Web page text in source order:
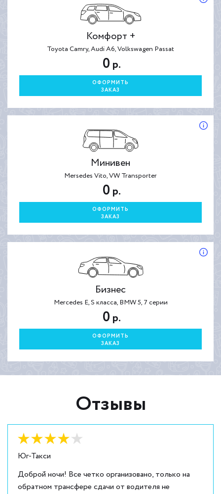
Комфорт +
Toyota Camry, Audi A6, Volkswagen Passat
0 р.
ОФОРМИТЬ
ЗАКАЗ
Минивен
Mersedes Vito, VW Transporter
0 р.
ОФОРМИТЬ
ЗАКАЗ
Бизнес
Mercedes E, S класса, BMW 5, 7 серии
0 р.
ОФОРМИТЬ
ЗАКАЗ
Отзывы
Юг-Такси
Оценка: 4
Доброй ночи! Все четко организовано, только на
обратном трансфере сдачи от водителя не